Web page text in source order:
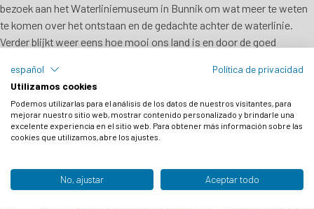
bezoek aan het Waterliniemuseum in Bunnik om wat meer te weten
te komen over het ontstaan en de gedachte achter de waterlinie.
Verder blijkt weer eens hoe mooi ons land is en door de goed
gauw zou komen. [...]
Catharina Cornelissen - NL
español
Política de privacidad
Utilizamos cookies
Podemos utilizarlas para el análisis de los datos de nuestros visitantes, para
mejorar nuestro sitio web, mostrar contenido personalizado y brindarle una
excelente experiencia en el sitio web. Para obtener más información sobre las
cookies que utilizamos, abre los ajustes.
No, ajustar Aceptar todo